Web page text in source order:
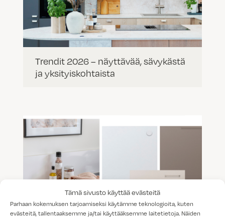
Tämä sivusto käyttää evästeitä
Parhaan kokemuksen tarjoamiseksi käytämme teknologioita, kuten
evästeitä, tallentaaksemme ja/tai käyttääksemme laitetietoja. Näiden
Trendit 2026 – näyttävää, sävykästä
ja yksityiskohtaista